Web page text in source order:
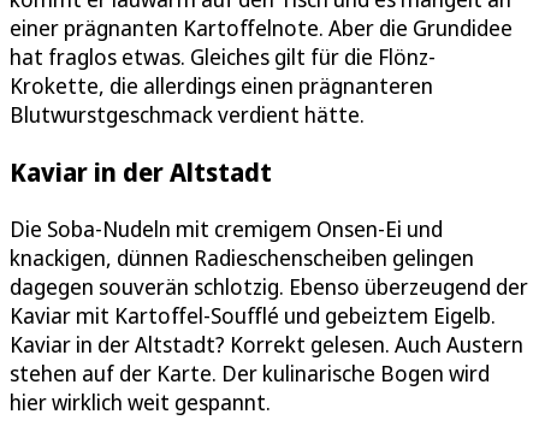
einer prägnanten Kartoffelnote. Aber die Grundidee
hat fraglos etwas. Gleiches gilt für die Flönz-
Krokette, die allerdings einen prägnanteren
Blutwurstgeschmack verdient hätte.
Kaviar in der Altstadt
Die Soba-Nudeln mit cremigem Onsen-Ei und
knackigen, dünnen Radieschenscheiben gelingen
dagegen souverän schlotzig. Ebenso überzeugend der
Kaviar mit Kartoffel-Soufflé und gebeiztem Eigelb.
Kaviar in der Altstadt? Korrekt gelesen. Auch Austern
stehen auf der Karte. Der kulinarische Bogen wird
hier wirklich weit gespannt.